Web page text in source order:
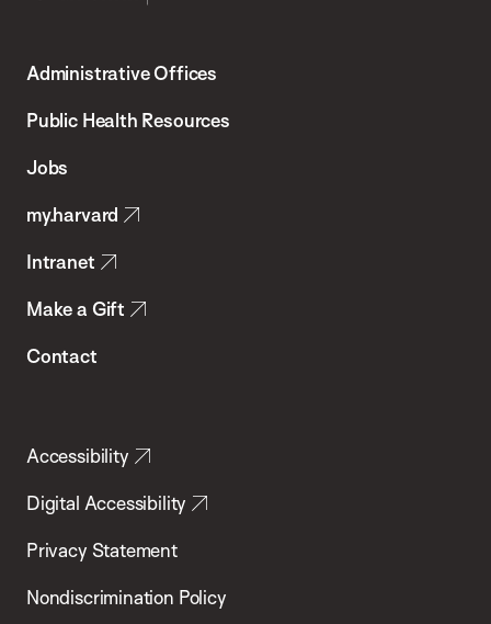
Chan
School
Health
Administrative Offices
Public Health Resources
Jobs
my.harvard
Intranet
Make a Gift
Contact
Accessibility
Digital Accessibility
Privacy Statement
Nondiscrimination Policy